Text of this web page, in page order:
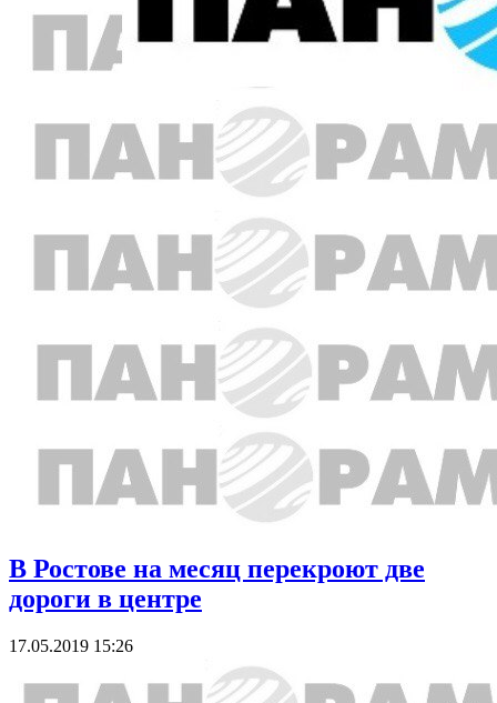
В Ростове на месяц перекроют две
дороги в центре
17.05.2019 15:26